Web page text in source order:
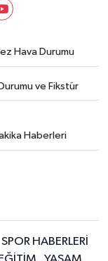
Hava Durumu
ve Fikstür
Haberleri
SPOR HABERLERİ